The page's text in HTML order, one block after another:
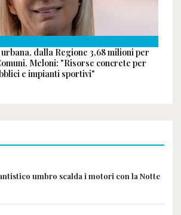
dalla Regione 3,68 milioni per
Meloni: "Risorse concrete per
e impianti sportivi"
umbro scalda i motori con la Notte